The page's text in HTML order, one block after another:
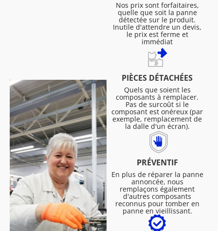
Nos prix sont forfaitaires,
quelle que soit la panne
détectée sur le produit.
Inutile d'attendre un devis,
le prix est ferme et
immédiat
PIÈCES DÉTACHÉES
Quels que soient les
composants à remplacer.
Pas de surcoût si le
composant est onéreux (par
exemple, remplacement de
la dalle d'un écran).
PRÉVENTIF
En plus de réparer la panne
annoncée, nous
remplaçons également
d'autres composants
reconnus pour tomber en
panne en vieillissant.